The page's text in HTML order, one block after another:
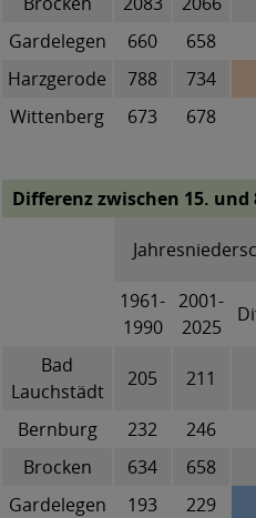
Gardelegen
660 658
Harzgerode
788 734
Wittenberg
673 678
Differenz zwischen 15.
1961-
1990
2001-
2025
Bad
Lauchstädt
205 211
Bernburg 232 246
Brocken
634 658
Gardelegen
193 229